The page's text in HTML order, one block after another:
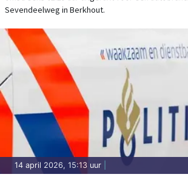
Sevendeelweg in Berkhout.
14 april 2026, 15:13 uur